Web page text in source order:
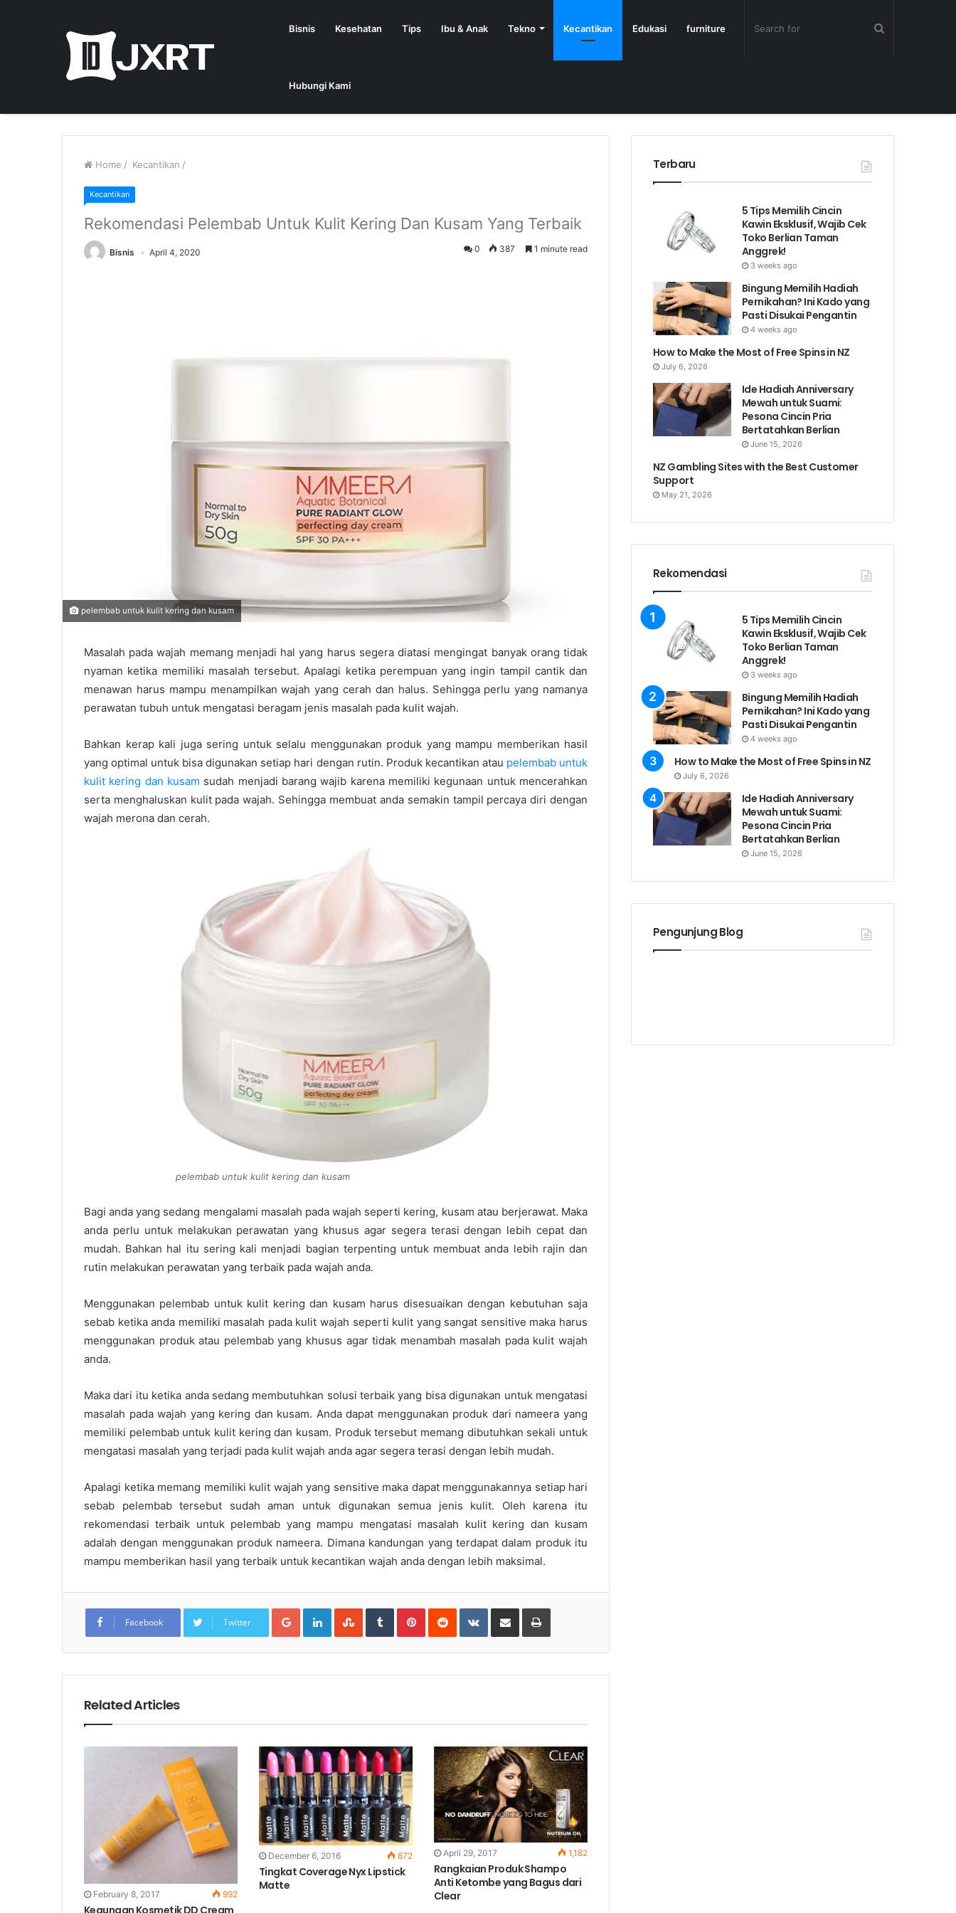
Bisnis Kesehatan Tips Ibu & Anak Tekno Kecantikan Edukasi furniture
Hubungi Kami
Home / Kecantikan /
Kecantikan
Rekomendasi Pelembab Untuk Kulit Kering Dan Kusam Yang Terbaik
Bisnis April 4, 2020 0 387 1 minute read
pelembab untuk kulit kering dan kusam
Masalah pada wajah memang menjadi hal yang harus segera diatasi mengingat banyak orang tidak
nyaman ketika memiliki masalah tersebut. Apalagi ketika perempuan yang ingin tampil cantik dan
menawan harus mampu menampilkan wajah yang cerah dan halus. Sehingga perlu yang namanya
perawatan tubuh untuk mengatasi beragam jenis masalah pada kulit wajah.
Bahkan kerap kali juga sering untuk selalu menggunakan produk yang mampu memberikan hasil
yang optimal untuk bisa digunakan setiap hari dengan rutin. Produk kecantikan atau pelembab untuk
kulit kering dan kusam sudah menjadi barang wajib karena memiliki kegunaan untuk mencerahkan
serta menghaluskan kulit pada wajah. Sehingga membuat anda semakin tampil percaya diri dengan
wajah merona dan cerah.
pelembab untuk kulit kering dan kusam
Bagi anda yang sedang mengalami masalah pada wajah seperti kering, kusam atau berjerawat. Maka
anda perlu untuk melakukan perawatan yang khusus agar segera terasi dengan lebih cepat dan
mudah. Bahkan hal itu sering kali menjadi bagian terpenting untuk membuat anda lebih rajin dan
rutin melakukan perawatan yang terbaik pada wajah anda.
Menggunakan pelembab untuk kulit kering dan kusam harus disesuaikan dengan kebutuhan saja
sebab ketika anda memiliki masalah pada kulit wajah seperti kulit yang sangat sensitive maka harus
menggunakan produk atau pelembab yang khusus agar tidak menambah masalah pada kulit wajah
anda.
Maka dari itu ketika anda sedang membutuhkan solusi terbaik yang bisa digunakan untuk mengatasi
masalah pada wajah yang kering dan kusam. Anda dapat menggunakan produk dari nameera yang
memiliki pelembab untuk kulit kering dan kusam. Produk tersebut memang dibutuhkan sekali untuk
mengatasi masalah yang terjadi pada kulit wajah anda agar segera terasi dengan lebih mudah.
Apalagi ketika memang memiliki kulit wajah yang sensitive maka dapat menggunakannya setiap hari
sebab pelembab tersebut sudah aman untuk digunakan semua jenis kulit. Oleh karena itu
rekomendasi terbaik untuk pelembab yang mampu mengatasi masalah kulit kering dan kusam
adalah dengan menggunakan produk nameera. Dimana kandungan yang terdapat dalam produk itu
mampu memberikan hasil yang terbaik untuk kecantikan wajah anda dengan lebih maksimal.
Facebook Twitter
Google+LinkedInStumbleUpon
TumblrPinterestReddit VKontakteShare
Email
Print
Related Articles
February 8, 2017 992
December 6, 2016 872
Tingkat Coverage Nyx Lipstick
Matte
April 29, 2017 1,182
Rangkaian Produk Shampo
Anti Ketombe yang Bagus dari
Clear
Terbaru
5 Tips Memilih Cincin
Kawin Eksklusif, Wajib Cek
Toko Berlian Taman
Anggrek!
3 weeks ago
Bingung Memilih Hadiah
Pernikahan? Ini Kado yang
Pasti Disukai Pengantin
4 weeks ago
How to Make the Most of Free Spins in NZ
July 6, 2026
Ide Hadiah Anniversary
Mewah untuk Suami:
Pesona Cincin Pria
Bertatahkan Berlian
June 15, 2026
NZ Gambling Sites with the Best Customer
Support
May 21, 2026
Rekomendasi
5 Tips Memilih Cincin
Kawin Eksklusif, Wajib Cek
Toko Berlian Taman
Anggrek!
3 weeks ago
Bingung Memilih Hadiah
Pernikahan? Ini Kado yang
Pasti Disukai Pengantin
4 weeks ago
How to Make the Most of Free Spins in NZ
July 6, 2026
Ide Hadiah Anniversary
Mewah untuk Suami:
Pesona Cincin Pria
Bertatahkan Berlian
June 15, 2026
Pengunjung Blog